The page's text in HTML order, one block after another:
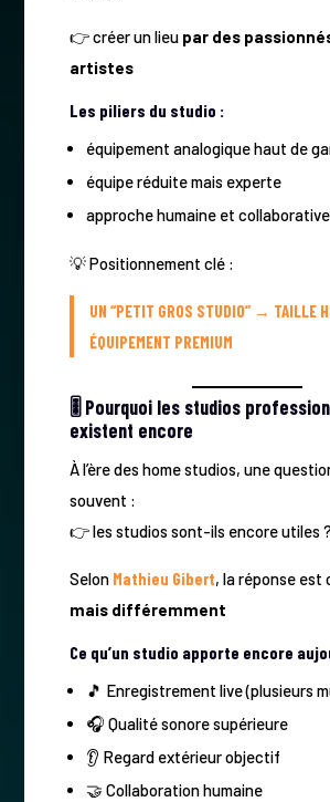
👉 créer un lieu par des
artistes
Les piliers du studio :
équipement analogique haut de
équipe réduite mais experte
approche humaine et collaborative
💡 Positionnement clé :
UN “PETIT GROS STUDIO” → TAILLE
ÉQUIPEMENT PREMIUM
🎚️ Pourquoi les studios
existent encore
À l’ère des home studios, une
souvent :
👉 les studios sont-ils encore utiles ?
Selon Mathieu Gibert, la réponse est
mais différemment
Ce qu’un studio apporte encore
🎵 Enregistrement live (plusieurs
🎧 Qualité sonore supérieure
👂 Regard extérieur objectif
🤝 Collaboration humaine